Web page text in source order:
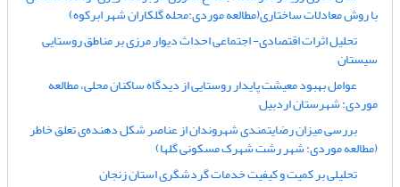
با روش معادلات ساختاری(مطالعه موردی:محله گلکاران شهر ابرکوه)
تحلیل اثرات اقتصادی- اجتماعی احداث دیوار مرزی بر مناطق روستایی
سیستان
عوامل بهبود معیشت پایدار روستایی از دیدگاه ساکنان محلی، مطالعه
موردی: شهرستان اردبیل
بررسی میزان رضایتمندی شهروندان از عناصر شکل دهنده‌ی تعلق خاطر
(مطالعه موردی: شهر رشت شهرک مسکونی گلها)
تحلیلی بر کمیت و کیفیت خدمات گردشگری استان زنجان